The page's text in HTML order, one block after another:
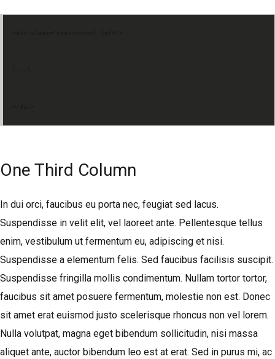
One Third Column
In dui orci, faucibus eu porta nec, feugiat sed lacus.
Suspendisse in velit elit, vel laoreet ante. Pellentesque tellus
enim, vestibulum ut fermentum eu, adipiscing et nisi.
Suspendisse a elementum felis. Sed faucibus facilisis suscipit.
Suspendisse fringilla mollis condimentum. Nullam tortor tortor,
faucibus sit amet posuere fermentum, molestie non est. Donec
sit amet erat euismod justo scelerisque rhoncus non vel lorem.
Nulla volutpat, magna eget bibendum sollicitudin, nisi massa
aliquet ante, auctor bibendum leo est at erat. Sed in purus mi, ac